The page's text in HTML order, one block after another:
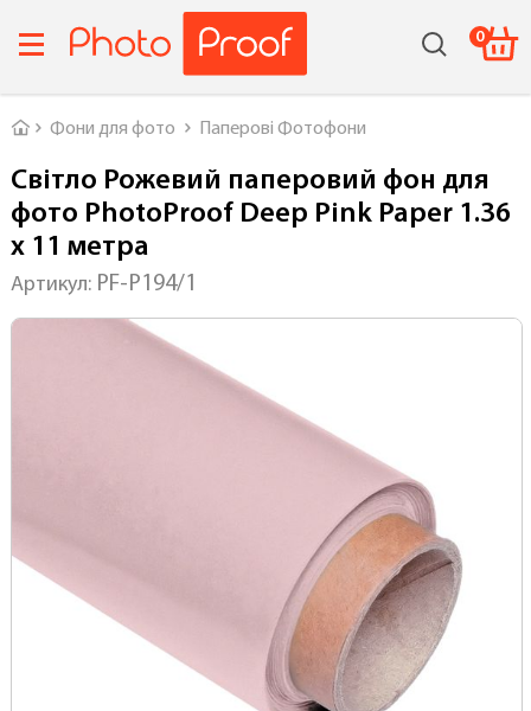
0
Головна
Фони для фото Паперові Фотофони
Світло Рожевий паперовий фон для
фото PhotoProof Deep Pink Paper 1.36
x 11 метра
Артикул: PF-P194/1